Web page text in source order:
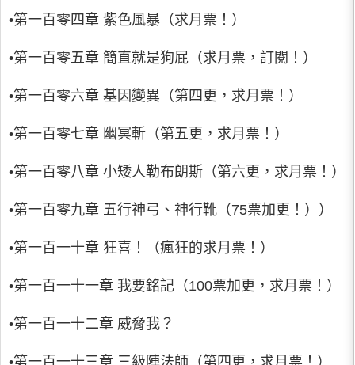
•第一百零四章 紫色風暴（求月票！）
•第一百零五章 簡直就是狗屁（求月票，訂閱！）
•第一百零六章 基因變異（第四更，求月票！）
•第一百零七章 幽冥斬（第五更，求月票！）
•第一百零八章 小矮人勒布朗斯（第六更，求月票！）
•第一百零九章 五行神弓、神行靴（75票加更！））
•第一百一十章 狂喜！（瘋狂的求月票！）
•第一百一十一章 我要銘記（100票加更，求月票！）
•第一百一十二章 威脅我？
•第一百一十三章 三級陣法師（第四更，求月票！）